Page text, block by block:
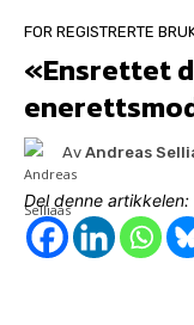
FOR REGISTRERTE
«Ensrettet
Av Andreas
Del denne artikkelen: